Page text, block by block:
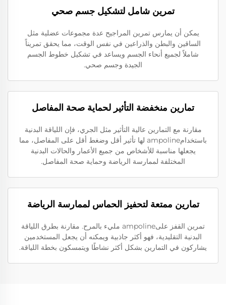
تمرين شامل لتشكيل جسم صحي
يمكن أن يمارس تمرين المراجيح عدة مجموعات عضلية مثل
الساقين والبطن والذراعين في نفس الوقت، مما يحقق تمريناً
شاملاً لجميع أنحاء الجسم ويساعد في تشكيل خطوط الجسم
الجيدة وجسم صحي.
تمارين منخفضة التأثير لحماية صحة المفاصل
مقارنة مع التمارين عالية التأثير مثل الجري، فإن اللياقة البدنية
باستخدامampoline لها تأثير أقل وضغط أقل على المفاصل، مما
يجعلها مناسبة للأشخاص من جميع الأعمار والحالات البدنية
المختلفة لممارسة الرياضة وحماية صحة المفاصل.
تمارين ممتعة لتحفيز الحماس لممارسة الرياضة
تمرين القفز علىampoline مليء بالمرح. مقارنة بطرق اللياقة
البدنية التقليدية، فهو أكثر جاذبية ويمكنه أن يجعل المستخدمين
يشاركون في التمارين بشكل أكثر نشاطًا ويتمسكون بخطة اللياقة.